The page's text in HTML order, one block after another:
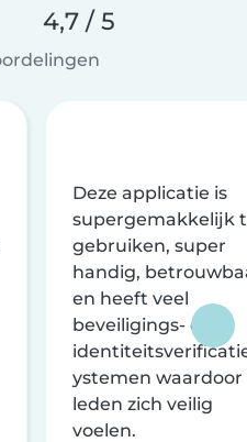
4,7 / 5
Deze applicatie is
supergemakkelijk
gebruiken, super
handig,
en heeft veel
beveiligings- en
ystemen waardoor
leden zich veilig
voelen.